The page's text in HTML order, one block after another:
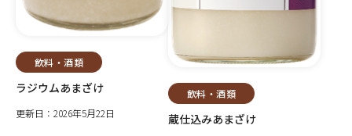
飲料・酒類
ラジウムあまざけ
更新日：2026年5月22日
飲料・酒類
蔵仕込みあまざけ